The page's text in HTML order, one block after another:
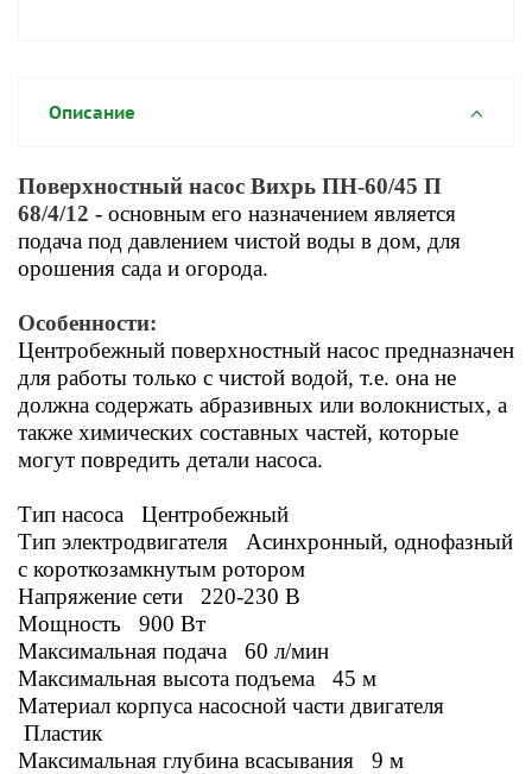
Описание
Поверхностный насос Вихрь ПН-60/45 П
68/4/12 - основным его назначением является
подача под давлением чистой воды в дом, для
орошения сада и огорода.
Особенности:
Центробежный поверхностный насос предназначен
для работы только с чистой водой, т.е. она не
должна содержать абразивных или волокнистых, а
также химических составных частей, которые
могут повредить детали насоса.
Тип насоса Центробежный
Тип электродвигателя Асинхронный, однофазный
с короткозамкнутым ротором
Напряжение сети 220-230 В
Мощность 900 Вт
Максимальная подача 60 л/мин
Максимальная высота подъема 45 м
Материал корпуса насосной части двигателя
Пластик
Максимальная глубина всасывания 9 м